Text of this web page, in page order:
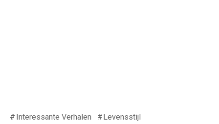
Interessante Verhalen Levensstijl